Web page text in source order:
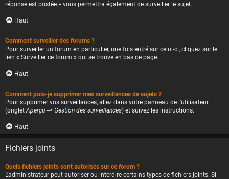
réponse est postée » vous permettra également de surveiller le sujet.
Haut
Comment surveiller des forums ?
Pour surveiller un forum en particulier, une fois entré sur celui-ci, cliquez sur le
lien « Surveiller ce forum » qui se trouve en bas de page.
Haut
Comment puis-je supprimer mes surveillances de sujets ?
Pour supprimer vos surveillances, allez dans votre panneau de l’utilisateur
(ongletAperçu --> Gestion des surveillances) et suivez les instructions.
Haut
Fichiers joints
Quels fichiers joints sont autorisés sur ce forum ?
L’administrateur peut autoriser ou interdire certains types de fichiers joints. Si